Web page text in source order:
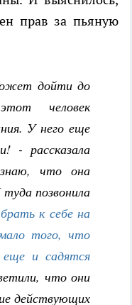
прав за пьяную
дойти до
человек
У него еще
- рассказала
что она
позвонила
к себе на
того, что
и садятся
что они
действующих